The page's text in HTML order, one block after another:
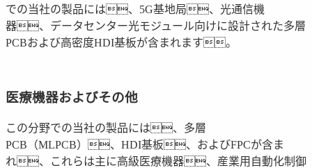
での当社の製品には、5G基地局、光通信機
器、データセンター光モジュール向けに設計された多層
PCBおよび高密度HDI基板が含まれます。
医療機器およびその他
この分野での当社の製品には、多層
PCB（MLPCB）、HDI基板、およびFPCが含ま
れ、これらは主に高級医療機器、産業用自動化制御